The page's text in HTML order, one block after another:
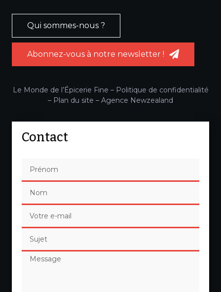
Qui sommes-nous ?
Abonnez-vous à notre newsletter !
Le Monde de l’Épicerie Fine – Politique de confidentialité
– Plan du site – Agence Newzealand
Contact